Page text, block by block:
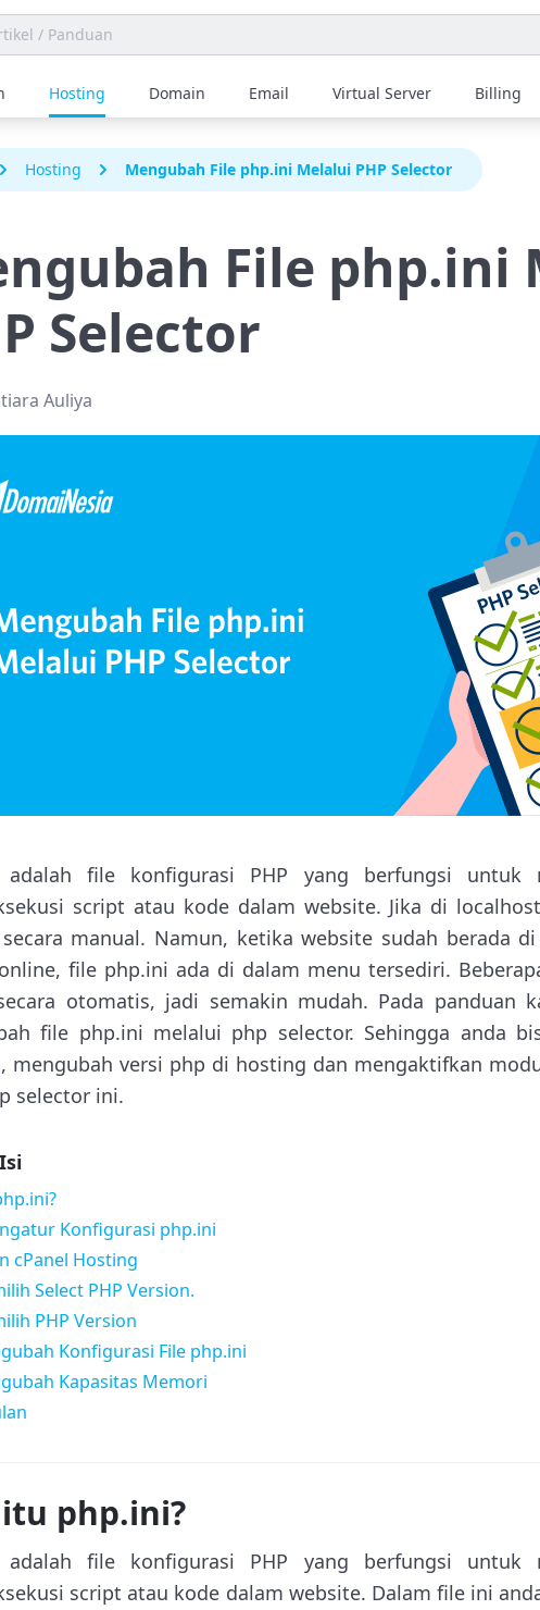
Hosting Domain Email Virtual Server Billing
Hosting Mengubah File php.ini Melalui PHP Selector
File php.ini
Selector
Auliya
adalah file konfigurasi PHP yang berfungsi untuk
script atau kode dalam website. Jika di
manual. Namun, ketika website sudah berada
file php.ini ada di dalam menu tersediri.
otomatis, jadi semakin mudah. Pada panduan
file php.ini melalui php selector. Sehingga anda
mengubah versi php di hosting dan mengaktifkan
selector ini.
Konfigurasi php.ini
cPanel Hosting
Select PHP Version.
PHP Version
Konfigurasi File php.ini
Kapasitas Memori
php.ini?
adalah file konfigurasi PHP yang berfungsi untuk
script atau kode dalam website. Dalam file ini